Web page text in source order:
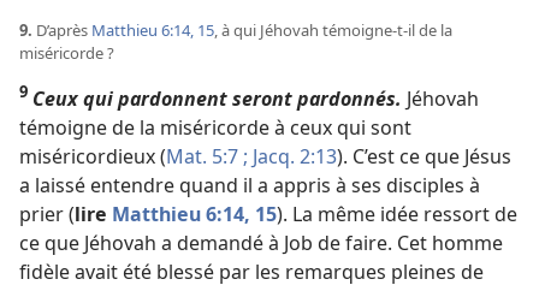
9. D’après Matthieu 6:14, 15, à qui Jéhovah témoigne-​t-​il de la
miséricorde ?
9 Ceux qui pardonnent seront pardonnés. Jéhovah
témoigne de la miséricorde à ceux qui sont
miséricordieux (Mat. 5:7 ; Jacq. 2:13). C’est ce que Jésus
a laissé entendre quand il a appris à ses disciples à
prier (lire Matthieu 6:14, 15). La même idée ressort de
ce que Jéhovah a demandé à Job de faire. Cet homme
fidèle avait été blessé par les remarques pleines de